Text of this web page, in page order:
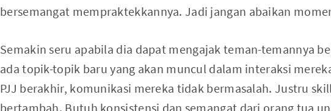
bersemangat mempraktekkannya. Jadi jangan abaikan
Semakin seru apabila dia dapat mengajak teman-temannya
ada topik-topik baru yang akan muncul dalam interaksi
PJJ berakhir, komunikasi mereka tidak bermasalah. Justru
bertambah. Butuh konsistensi dan semangat dari orang tua